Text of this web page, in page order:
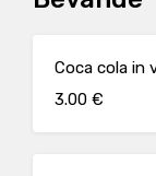
Coca cola in
3.00 €